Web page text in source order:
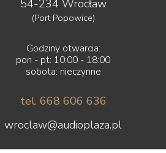
54-234 Wrocław
(Port Popowice)
Godziny otwarcia:
pon - pt: 10:00 - 18:00
sobota: nieczynne
tel. 668 606 636
wroclaw@audioplaza.pl